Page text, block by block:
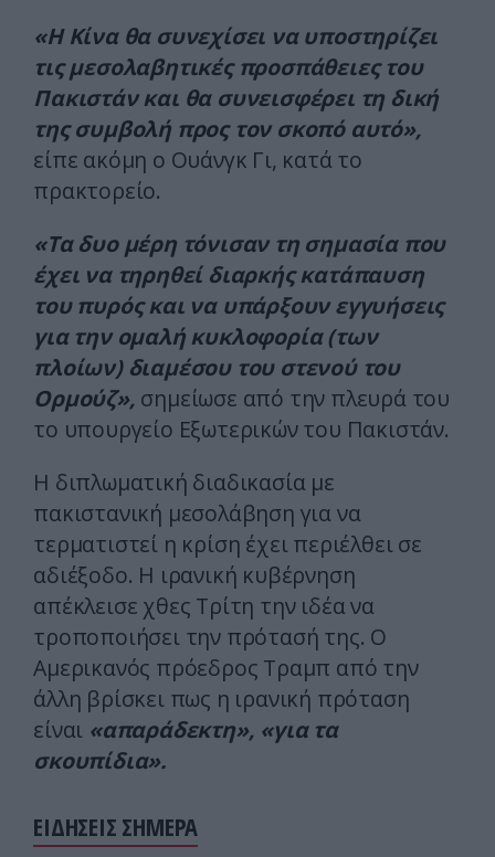
«Η Κίνα θα συνεχίσει να υποστηρίζει
τις μεσολαβητικές προσπάθειες του
Πακιστάν και θα συνεισφέρει τη δική
της συμβολή προς τον σκοπό αυτό»,
είπε ακόμη ο Ουάνγκ Γι, κατά το
πρακτορείο.
«Τα δυο μέρη τόνισαν τη σημασία που
έχει να τηρηθεί διαρκής κατάπαυση
του πυρός και να υπάρξουν εγγυήσεις
για την ομαλή κυκλοφορία (των
πλοίων) διαμέσου του στενού του
Ορμούζ», σημείωσε από την πλευρά του
το υπουργείο Εξωτερικών του Πακιστάν.
Η διπλωματική διαδικασία με
πακιστανική μεσολάβηση για να
τερματιστεί η κρίση έχει περιέλθει σε
αδιέξοδο. Η ιρανική κυβέρνηση
απέκλεισε χθες Τρίτη την ιδέα να
τροποποιήσει την πρότασή της. Ο
Αμερικανός πρόεδρος Τραμπ από την
άλλη βρίσκει πως η ιρανική πρόταση
είναι «απαράδεκτη», «για τα
σκουπίδια».
ΕΙΔΗΣΕΙΣ ΣΗΜΕΡΑ